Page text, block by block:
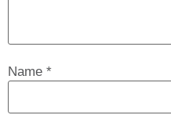
Name *